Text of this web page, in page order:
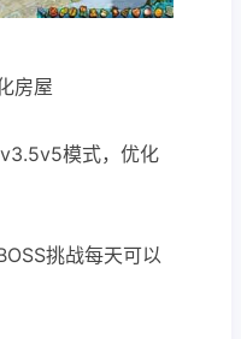
房屋
模式，优化
挑战每天可以